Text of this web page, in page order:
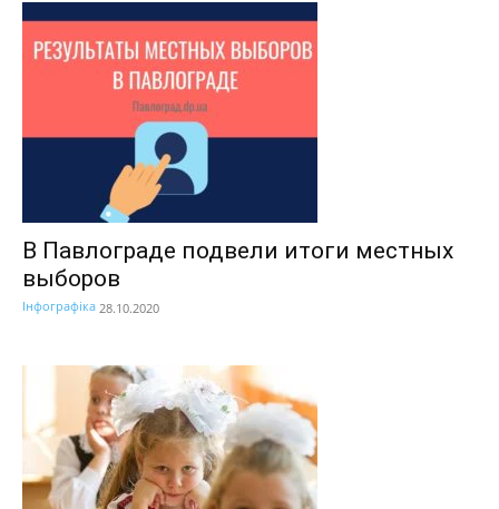
В Павлограде подвели итоги местных
выборов
Інфографіка 28.10.2020